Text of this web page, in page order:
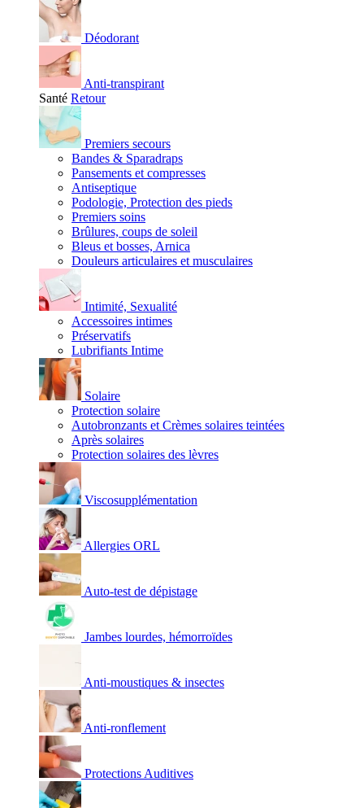
Déodorant
Anti-transpirant
Santé Retour
Premiers secours
Bandes & Sparadraps
Pansements et compresses
Antiseptique
Podologie, Protection des pieds
Premiers soins
Brûlures, coups de soleil
Bleus et bosses, Arnica
Douleurs articulaires et musculaires
Intimité, Sexualité
Accessoires intimes
Préservatifs
Lubrifiants Intime
Solaire
Protection solaire
Autobronzants et Crèmes solaires teintées
Après solaires
Protection solaires des lèvres
Viscosupplémentation
Allergies ORL
Auto-test de dépistage
Jambes lourdes, hémorroïdes
Anti-moustiques & insectes
Anti-ronflement
Protections Auditives